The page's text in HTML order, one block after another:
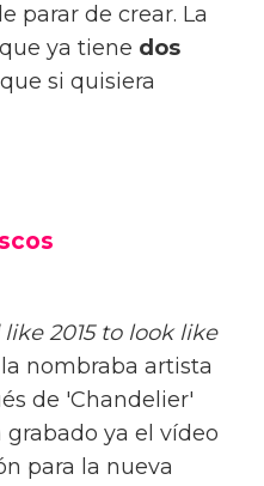
parar de crear. La
ya tiene dos
si quisiera
2015 to look like
nombraba artista
de 'Chandelier'
grabado ya el vídeo
para la nueva